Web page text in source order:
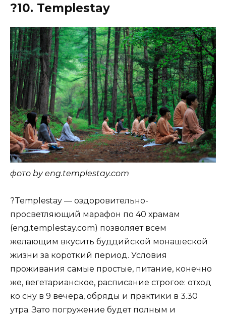
?10. Templestay
фото by eng.templestay.com
?Templestay — оздоровительно-
просветляющий марафон по 40 храмам
(eng.templestay.com) позволяет всем
желающим вкусить буддийской монашеской
жизни за короткий период. Условия
проживания самые простые, питание, конечно
же, вегетарианское, расписание строгое: отход
ко сну в 9 вечера, обряды и практики в 3.30
утра. Зато погружение будет полным и